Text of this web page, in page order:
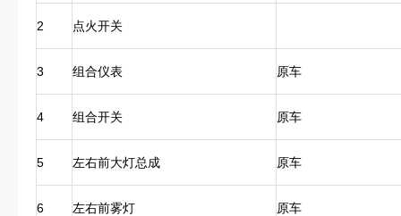
2 点火开关
3 组合仪表 原车
4 组合开关 原车
5 左右前大灯总成 原车
6 左右前雾灯 原车